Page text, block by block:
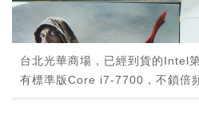
台北光華商場，已經到貨的Intel
有標準版Core i7-7700，不鎖倍